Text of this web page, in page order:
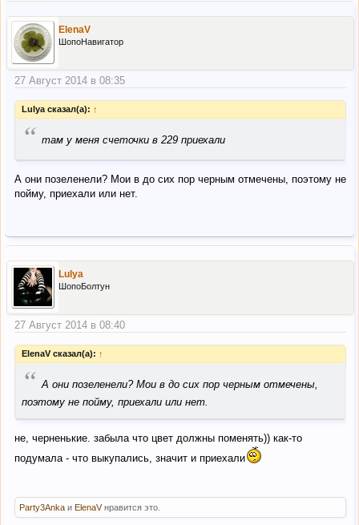
ElenaV
ШопоНавигатор
27 Август 2014 в 08:35
Lulya сказал(а): ↑
“ там у меня счеточки в 229 приехали
А они позеленели? Мои в до сих пор черным отмечены, поэтому не
пойму, приехали или нет.
Lulya
ШопоБолтун
27 Август 2014 в 08:40
ElenaV сказал(а): ↑
“ А они позеленели? Мои в до сих пор черным отмечены,
поэтому не пойму, приехали или нет.
не, черненькие. забыла что цвет должны поменять)) как-то
подумала - что выкупались, значит и приехали
Party3Anka и ElenaVнравится это.